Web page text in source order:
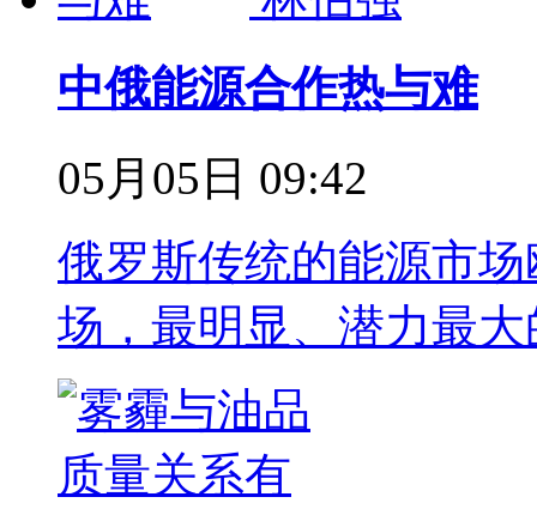
中俄能源合作热与难
05月05日 09:42
俄罗斯传统的能源市
场，最明显、潜力最